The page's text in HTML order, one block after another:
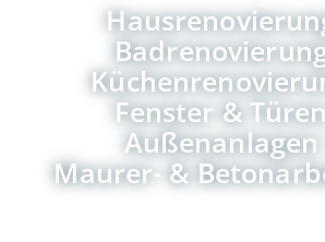
Fenster & Türen
Außenanlagen
Maurer- &